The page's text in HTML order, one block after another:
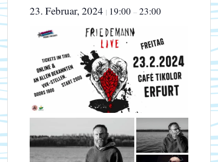
23. Februar, 2024 | 19:00 – 23:00